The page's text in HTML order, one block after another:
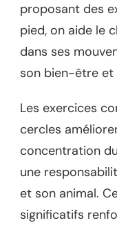
proposant des
pied, on aide le
dans ses
son bien-être
Les exercices
cercles
concentration
une
et son animal.
significatifs